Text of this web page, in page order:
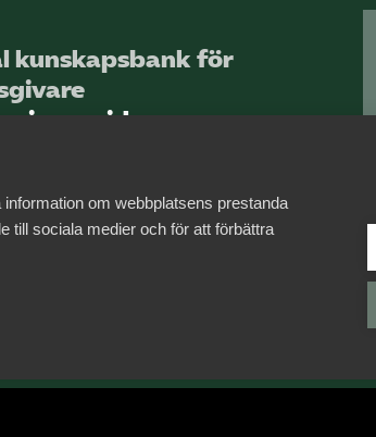
kunskapsbank för
om webbplatsens prestanda
till sociala medier och för att förbättra